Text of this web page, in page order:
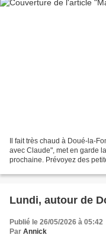
Il fait très chaud à Doué-la-
avec Claude", met en garde
prochaine. Prévoyez des
Lundi, autour de
Publié le 26/05/2026 à 05:42
Par Annick